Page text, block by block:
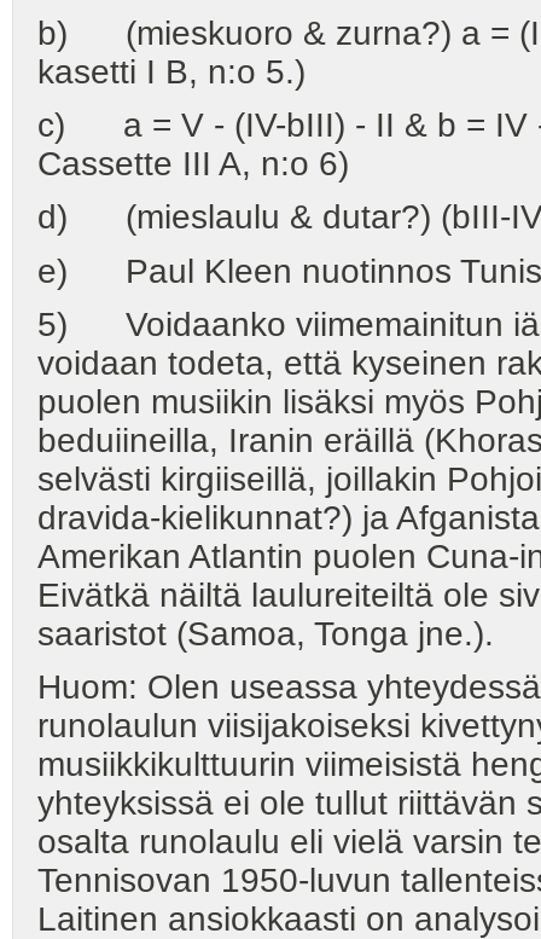
b) (mieskuoro & zurna?) a =
kasetti I B, n:o 5.)
c) a = V - (IV-bIII) - II & b = IV
Cassette III A, n:o 6)
d) (mieslaulu & dutar?) (bIII-
e) Paul Kleen nuotinnos
5) Voidaanko viimemainitun
voidaan todeta, että kyseinen
puolen musiikin lisäksi myös
beduiineilla, Iranin eräillä
selvästi kirgiiseillä, joillakin
dravida-kielikunnat?) ja
Amerikan Atlantin puolen Cuna-
Eivätkä näiltä laulureiteiltä ole
saaristot (Samoa, Tonga jne.).
Huom: Olen useassa
runolaulun viisijakoiseksi
musiikkikulttuurin viimeisistä
yhteyksissä ei ole tullut riittävän
osalta runolaulu eli vielä varsin
Tennisovan 1950-luvun
Laitinen ansiokkaasti on